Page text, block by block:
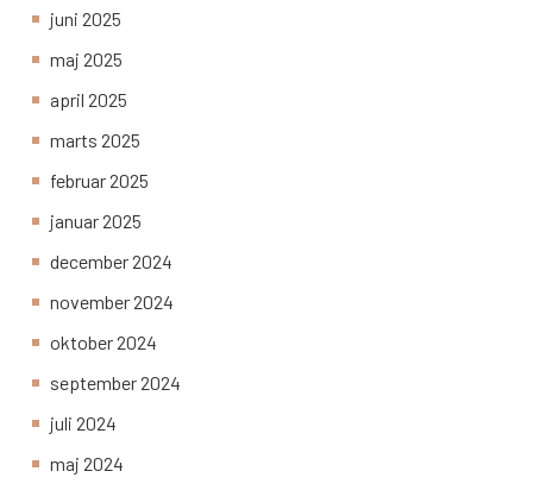
juni 2025
maj 2025
april 2025
marts 2025
februar 2025
januar 2025
december 2024
november 2024
oktober 2024
september 2024
juli 2024
maj 2024